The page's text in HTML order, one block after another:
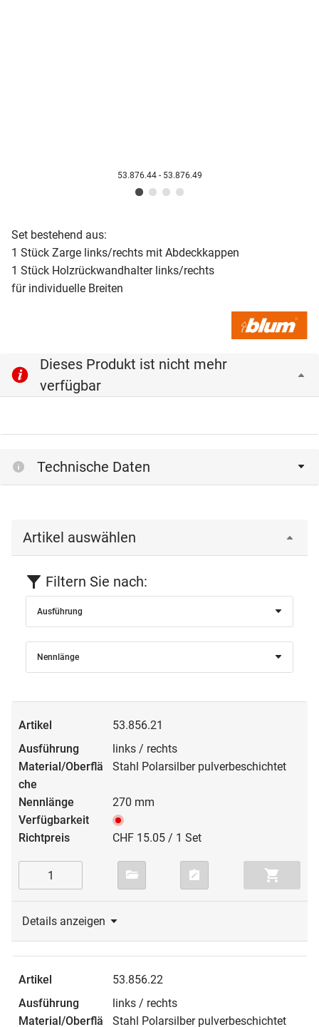
53.876.44 - 53.876.49
Set bestehend aus:
1 Stück Zarge links/rechts mit Abdeckkappen
1 Stück Holzrückwandhalter links/rechts
für individuelle Breiten
Dieses Produkt ist nicht mehr
verfügbar
Technische Daten
Artikel auswählen
Filtern Sie nach:
Ausführung
Nennlänge
53.856.21
links / rechts
Stahl Polarsilber pulverbeschichtet
270 mm
CHF 15.05 / 1 Set
Details anzeigen
53.856.22
links / rechts
Stahl Polarsilber pulverbeschichtet